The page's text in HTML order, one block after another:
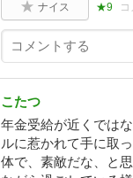
ナイス ★9
こたつ
年金受給が近くでは
ルに惹かれて手に取
体で、素敵だな、と